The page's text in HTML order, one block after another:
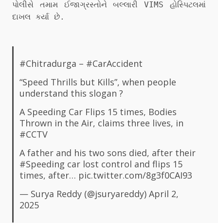
પોલીસે તમામ ઈજાગ્રસ્તોને બલ્લારી VIMS હોસ્પિટલમાં
દાખલ કર્યા છે.
#Chitradurga – #CarAccident
“Speed Thrills but Kills”, when people
understand this slogan ?
A Speeding Car Flips 15 times, Bodies
Thrown in the Air, claims three lives, in
#CCTV
A father and his two sons died, after their
#Speeding car lost control and flips 15
times, after… pic.twitter.com/8g3f0CAI93
— Surya Reddy (@jsuryareddy) April 2,
2025